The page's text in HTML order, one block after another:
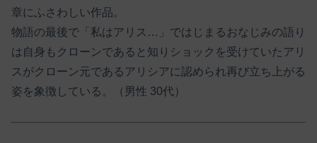
章にふさわしい作品。
物語の最後で「私はアリス…」ではじまるおなじみの語り
は自身もクローンであると知りショックを受けていたアリ
スがクローン元であるアリシアに認められ再び立ち上がる
姿を象徴している。（男性 30代）